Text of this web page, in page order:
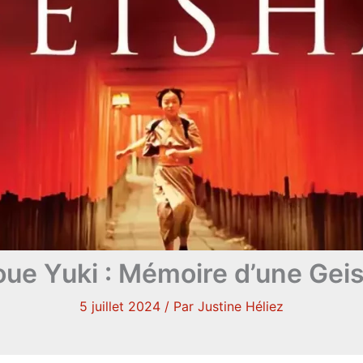
Yuki : Mémoire d’une
5 juillet 2024 / Par Justine Héliez